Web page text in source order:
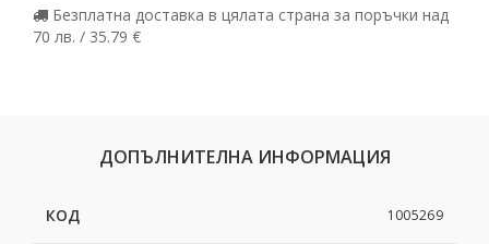
Безплатна доставка в цялата страна за поръчки над
70 лв. / 35.79 €
ДОПЪЛНИТЕЛНА ИНФОРМАЦИЯ
КОД 1005269